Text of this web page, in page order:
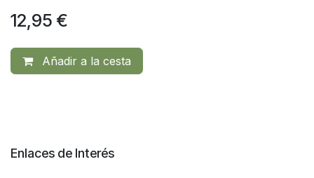
12,95 €
Añadir a la cesta
Enlaces de Interés